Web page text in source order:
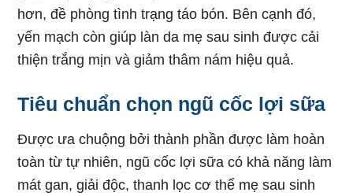
hơn, đề phòng tình trạng táo bón. Bên cạnh đó,
yến mạch còn giúp làn da mẹ sau sinh được cải
thiện trắng mịn và giảm thâm nám hiệu quả.
Tiêu chuẩn chọn ngũ cốc lợi sữa
Được ưa chuộng bởi thành phần được làm hoàn
toàn từ tự nhiên, ngũ cốc lợi sữa có khả năng làm
mát gan, giải độc, thanh lọc cơ thể mẹ sau sinh